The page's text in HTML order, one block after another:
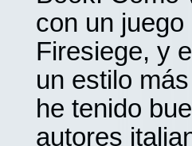
con un
Firesiege, y
un estilo
he tenido
autores